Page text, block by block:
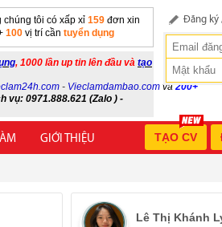
chúng tôi có xấp xỉ 159 đơn xin
100 vị trí cần tuyển dụng
, 1000 lần up tin lên đầu và tạo
- Vieclamdambao.com và 200+
vụ: 0971.888.621 (Zalo ) -
Đăng ký
GIỚI THIỆU TẠO CV
Lê Thị Khánh